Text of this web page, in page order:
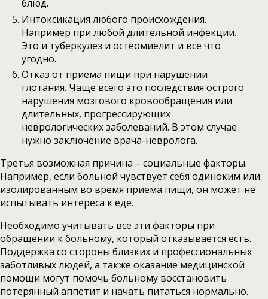
блюд.
Интоксикация любого происхождения.
Например при любой длительной инфекции.
Это и туберкулез и остеомиелит и все что
угодно.
Отказ от приема пищи при нарушении
глотания. Чаще всего это последствия острого
нарушения мозгового кровообращения или
длительных, прогрессирующих
неврологических заболеваний. В этом случае
нужно заключение врача-невролога.
Третья возможная причина – социальные факторы.
Например, если больной чувствует себя одиноким или
изолированным во время приема пищи, он может не
испытывать интереса к еде.
Необходимо учитывать все эти факторы при
обращении к больному, который отказывается есть.
Поддержка со стороны близких и профессиональных
заботливых людей, а также оказание медицинской
помощи могут помочь больному восстановить
потерянный аппетит и начать питаться нормально.